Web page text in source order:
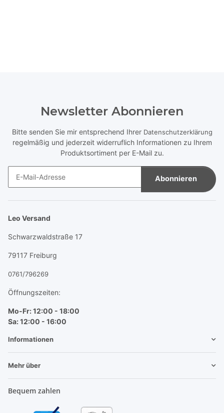
Newsletter Abonnieren
Bitte senden Sie mir entsprechend Ihrer Datenschutzerklärung
regelmäßig und jederzeit widerruflich Informationen zu Ihrem
Produktsortiment per E-Mail zu.
Abonnieren
Leo Versand
Schwarzwaldstraße 17
79117 Freiburg
0761/796269
Öffnungszeiten:
Mo-Fr: 12:00 - 18:00
Sa: 12:00 - 16:00
Informationen
Mehr über
Bequem zahlen